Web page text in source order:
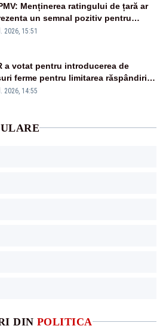
DIN POLITICA
Menținerea ratingului de țară ar
un semnal pozitiv pentru
Autoritățile trebuie să continue
2026, 15:51
a votat pentru introducerea de
ferme pentru limitarea răspândirii
pestei porcine africane
2026, 14:55